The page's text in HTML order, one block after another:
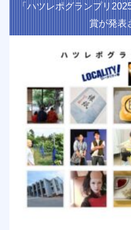
「ハツレポグランプリ
賞が発表